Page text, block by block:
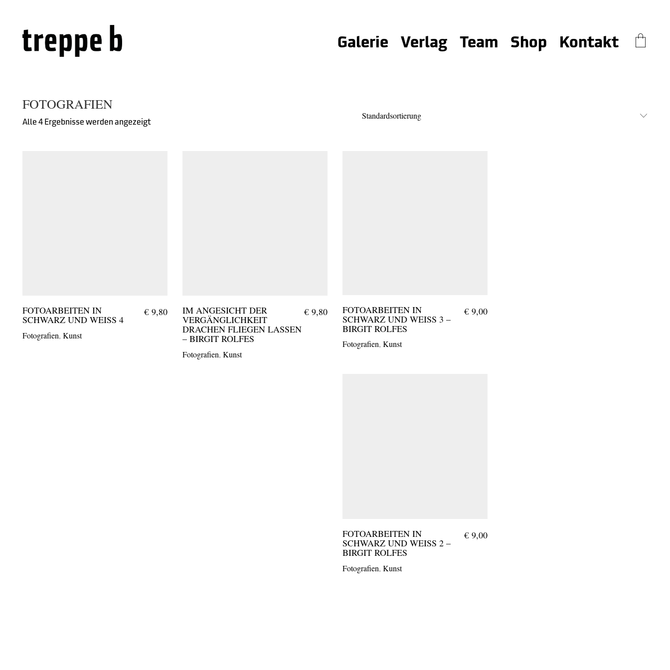
Galerie Verlag Team Shop Kontakt
FOTOGRAFIEN
Alle 4 Ergebnisse werden angezeigt Standardsortierung
FOTOARBEITEN IN
SCHWARZ UND WEISS 4
Fotografien, Kunst
€9,80 IM ANGESICHT DER
VERGÄNGLICHKEIT
DRACHEN FLIEGEN LASSEN
– BIRGIT ROLFES
Fotografien, Kunst
€9,80 FOTOARBEITEN IN
SCHWARZ UND WEISS 3 – B
IRGIT ROLFES
Fotografien, Kunst
€9,00
FOTOARBEITEN IN
SCHWARZ UND WEISS 2 – B
IRGIT ROLFES
Fotografien, Kunst
€9,00